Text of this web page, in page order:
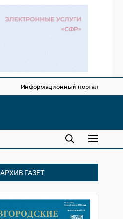
Информационный портал
АРХИВ ГАЗЕТ